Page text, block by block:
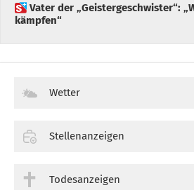
 Vater der „Geistergeschwister“: „Werde um die Kinder
kämpfen“
Wetter
Stellenanzeigen
Todesanzeigen